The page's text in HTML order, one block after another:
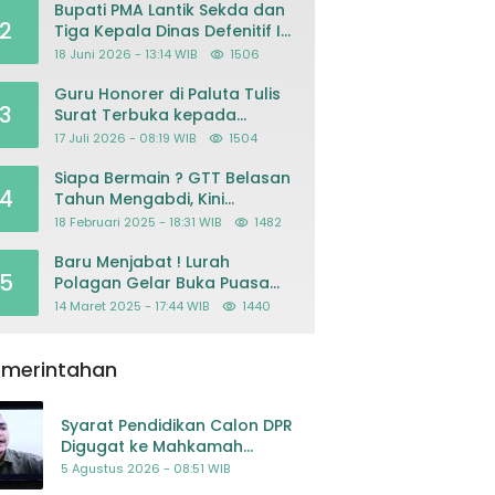
2
Bupati PMA Lantik Sekda dan
Tiga Kepala Dinas Defenitif Ini
orangnya
18 Juni 2026 - 13:14 WIB 1506
3
Guru Honorer di Paluta Tulis
Surat Terbuka kepada
Presiden Prabowo, Mohon
Kriminalisasi
17 Juli 2026 - 08:19 WIB 1504
Siapa Bermain ? GTT Belasan
Tahun Mengabdi, Kini
Dikeluarkan Sepihak Dari
18 Februari 2025 - 18:31 WIB 1482
Baru Menjabat ! Lurah
Polagan Gelar Buka Puasa
Bersama
14 Maret 2025 - 17:44 WIB 1440
Syarat Pendidikan Calon DPR
Digugat ke Mahkamah
Konstitusi
5 Agustus 2026 - 08:51 WIB